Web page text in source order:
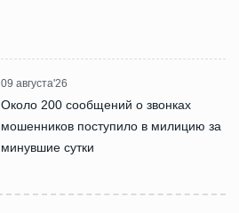
09 августа'26
Около 200 сообщений о звонках
мошенников поступило в милицию за
минувшие сутки